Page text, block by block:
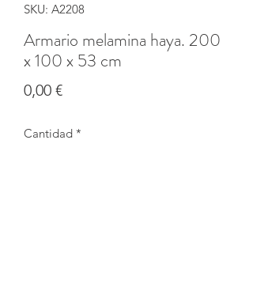
SKU: A2208
Armario melamina haya. 200
x 100 x 53 cm
0,00 €Precio
Cantidad *